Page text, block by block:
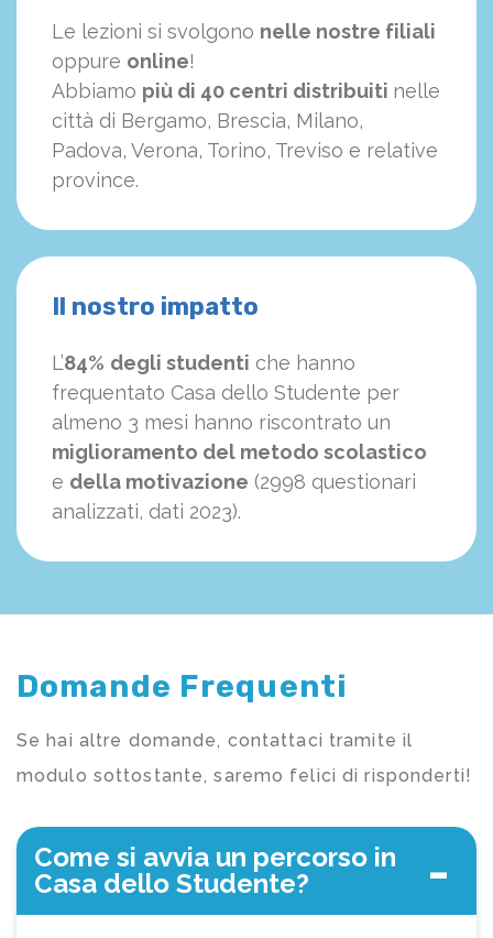
Le lezioni si svolgono nelle nostre filiali
oppure online!
Abbiamo più di 40 centri distribuiti nelle
città di Bergamo, Brescia, Milano,
Padova, Verona, Torino, Treviso e relative
province.
Il nostro impatto
L’84% degli studenti che hanno
frequentato Casa dello Studente per
almeno 3 mesi hanno riscontrato un
miglioramento del metodo scolastico
e della motivazione (2998 questionari
analizzati, dati 2023).
Domande Frequenti
Se hai altre domande, contattaci tramite il
modulo sottostante, saremo felici di risponderti!
Come si avvia un percorso in
Casa dello Studente?